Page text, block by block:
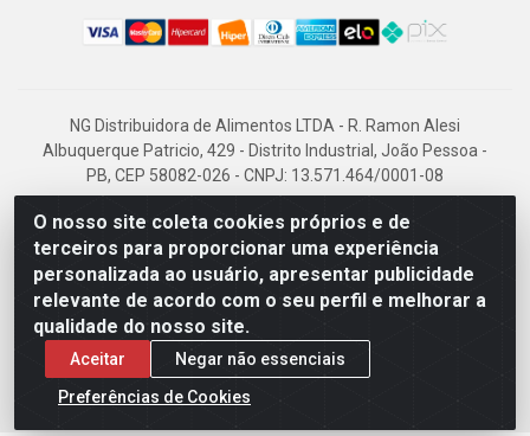
O nosso site coleta cookies próprios e de
terceiros para proporcionar uma experiência
personalizada ao usuário, apresentar publicidade
relevante de acordo com o seu perfil e melhorar a
qualidade do nosso site.
Aceitar
Negar não essenciais
Preferências de Cookies
NG Distribuidora de Alimentos LTDA - R. Ramon Alesi
Albuquerque Patricio, 429 - Distrito Industrial, João Pessoa -
PB, CEP 58082-026 - CNPJ: 13.571.464/0001-08
NG Alimentos, há mais de 14 anos no mercado paraibano, é
referência em frigorificados, destacando-se pela logística
eficiente e excelência.